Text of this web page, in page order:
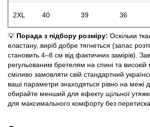
2XL 40 39 36
💡 Порада з підбору розміру: Оскільки
еластану, виріб добре тягнеться (запас
становить 4–8 см від фактичних замірів).
регульованим бретелям на спині та
сміливо замовляти свій стандартний
ваші параметри знаходяться рівно на межі
обирайте менший для ефекту щільної
для максимального комфорту без